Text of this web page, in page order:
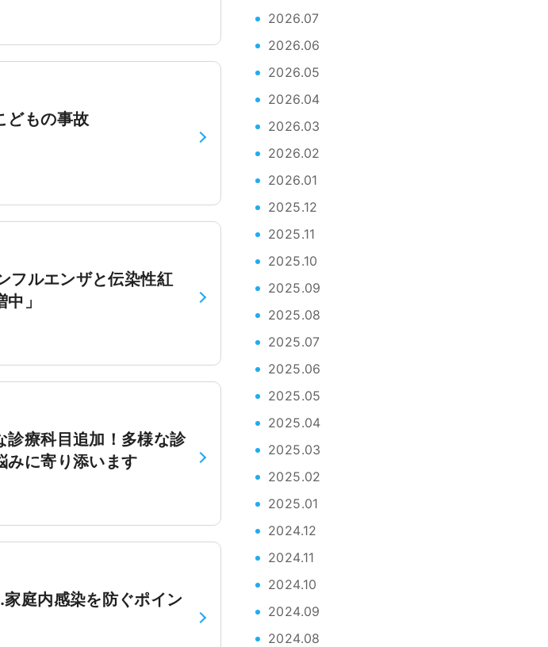
どもの事故
フルエンザと伝染性紅
」
診療科目追加！多様な診
みに寄り添います
庭内感染を防ぐポイン
2026.07
2026.06
2026.05
2026.04
2026.03
2026.02
2026.01
2025.12
2025.11
2025.10
2025.09
2025.08
2025.07
2025.06
2025.05
2025.04
2025.03
2025.02
2025.01
2024.12
2024.11
2024.10
2024.09
2024.08